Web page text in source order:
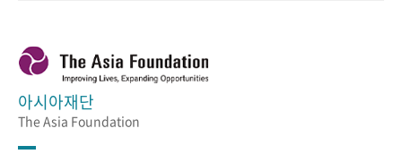
아시아재단
The Asia Foundation